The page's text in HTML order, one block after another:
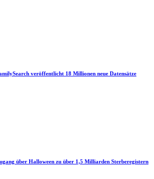
veröffentlicht 18 Millionen neue Datensätze
über Halloween zu über 1,5 Milliarden Sterberegistern